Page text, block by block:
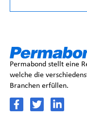
Permabond stellt eine
welche die
Branchen erfüllen.